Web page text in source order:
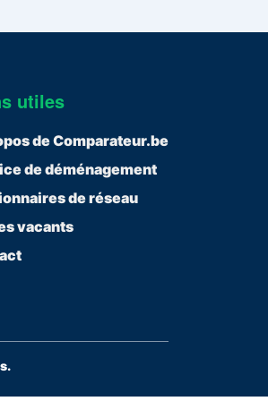
utiles
de Comparateur.be
de déménagement
de réseau
vacants